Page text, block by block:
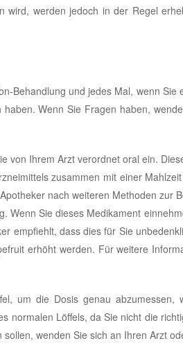
werden jedoch in der Regel
Behandlung und jedes Mal, wenn Sie
Wenn Sie Fragen haben,
von Ihrem Arzt verordnet oral ein.
zusammen mit einer
nach weiteren Methoden zur
Wenn Sie dieses Medikament
empfiehlt, dass dies für Sie
erhöht werden. Für weitere
um die Dosis genau abzumessen,
normalen Löffels, da Sie nicht die
wenden Sie sich an Ihren Arzt